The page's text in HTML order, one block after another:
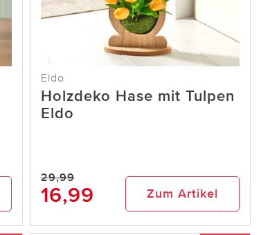
Eldo
Holzdeko Hase mit Tulpen
Eldo
29,99
16,99 Zum Artikel